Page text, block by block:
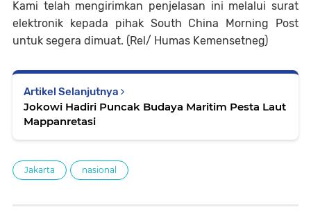
Kami telah mengirimkan penjelasan ini melalui surat
elektronik kepada pihak South China Morning Post
untuk segera dimuat. (Rel/ Humas Kemensetneg)
Artikel Selanjutnya
Jokowi Hadiri Puncak Budaya Maritim Pesta Laut
Mappanretasi
Jakarta nasional